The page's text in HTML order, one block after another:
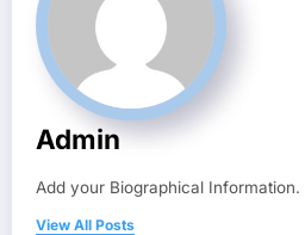
Admin
Add your Biographical Information.
View All Posts